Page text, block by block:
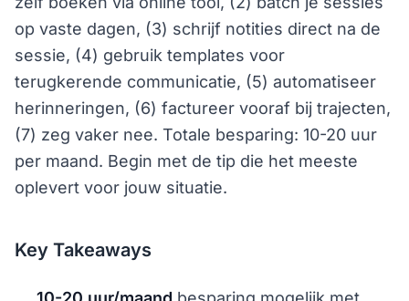
op vaste dagen, (3) schrijf notities direct na de
sessie, (4) gebruik templates voor
terugkerende communicatie, (5) automatiseer
herinneringen, (6) factureer vooraf bij trajecten,
(7) zeg vaker nee. Totale besparing: 10-20 uur
per maand. Begin met de tip die het meeste
oplevert voor jouw situatie.
Key Takeaways